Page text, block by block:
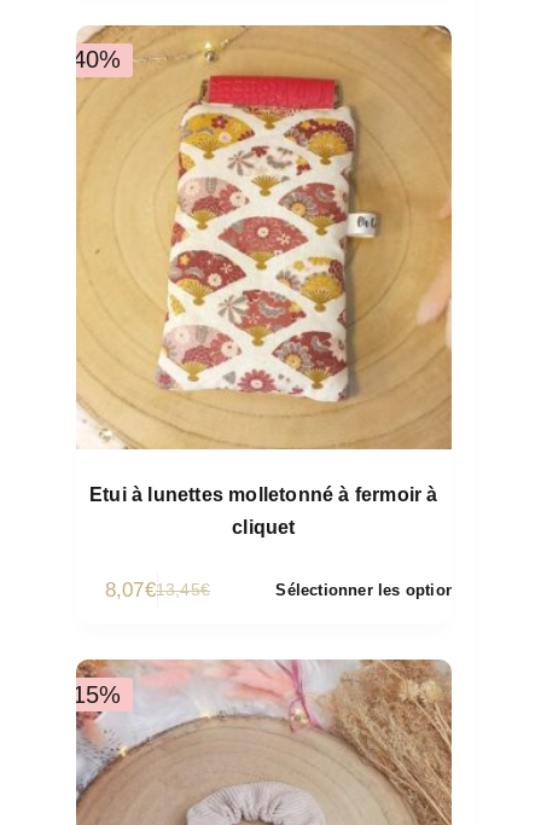
-40%
Etui à lunettes molletonné à fermoir à
cliquet
13,45€
8,07€ Sélectionner les options
-15%